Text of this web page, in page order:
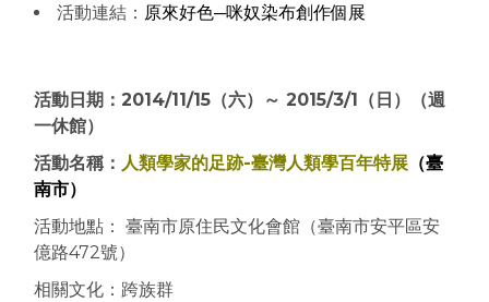
活動連結： 原來好色─咪奴染布創作個展
活動日期：2014/11/15（六）～ 2015/3/1（日）（週
一休館）
活動名稱： 人類學家的足跡-臺灣人類學百年特展 （臺
南市）
活動地點： 臺南市原住民文化會館（臺南市安平區安
億路472號）
相關文化：跨族群